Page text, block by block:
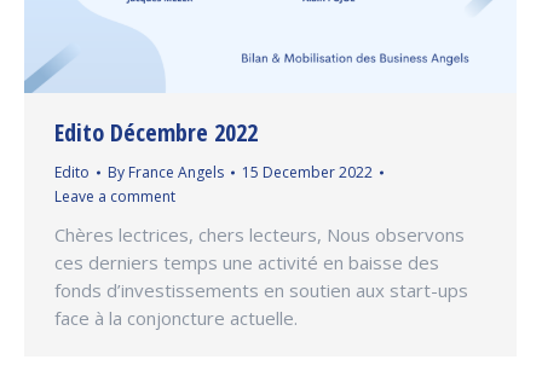
Edito Décembre 2022
Edito By France Angels
15 December 2022
Leave a comment
Chères lectrices, chers lecteurs, Nous observons
ces derniers temps une activité en baisse des
fonds d’investissements en soutien aux start-ups
face à la conjoncture actuelle.